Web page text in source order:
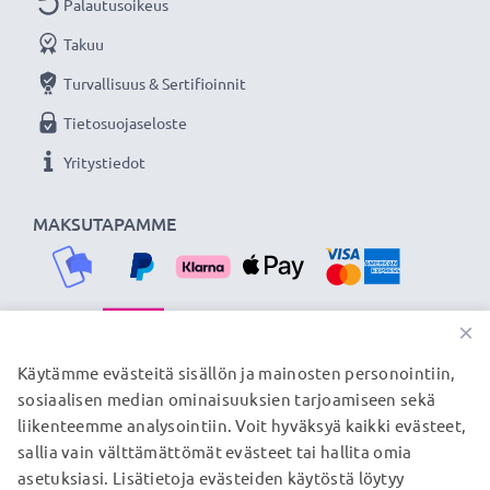
siksi tarjoamme 36 kuukauden takuun!
MAKSUTAPAMME
Palautusoikeus
Takuu
Turvallisuus & Sertifioinnit
Tietosuojaseloste
Yritystiedot
TOIMITUSKUMPPANIMME
© subtel.fi 2026
Kaikki hinnat sisältävät arvonlisäveron, mutta ei
×
Käytämme evästeitä sisällön ja mainosten personointiin,
sosiaalisen median ominaisuuksien tarjoamiseen sekä
liikenteemme analysointiin. Voit hyväksyä kaikki evästeet,
sallia vain välttämättömät evästeet tai hallita omia
asetuksiasi. Lisätietoja evästeiden käytöstä löytyy